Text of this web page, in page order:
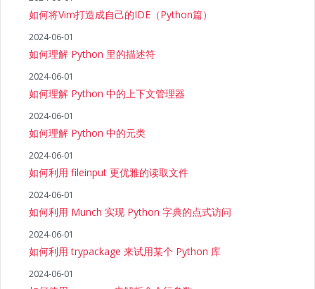
如何将Vim打造成自己的IDE（Python篇）
2024-06-01
如何理解 Python 里的描述符
2024-06-01
如何理解 Python 中的上下文管理器
2024-06-01
如何理解 Python 中的元类
2024-06-01
如何利用 fileinput 更优雅的读取文件
2024-06-01
如何利用 Munch 实现 Python 字典的点式访问
2024-06-01
如何利用 trypackage 来试用某个 Python 库
2024-06-01